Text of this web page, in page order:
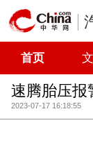
首页
速腾胎压报
2023-07-17 16:18:55